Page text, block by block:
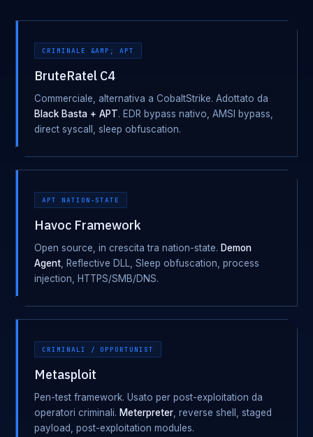
CRIMINALE &AMP; APT
BruteRatel C4
Commerciale, alternativa a CobaltStrike. Adottato da
Black Basta + APT. EDR bypass nativo, AMSI bypass,
direct syscall, sleep obfuscation.
APT NATION-STATE
Havoc Framework
Open source, in crescita tra nation-state. Demon
Agent , Reflective DLL, Sleep obfuscation, process
injection, HTTPS/SMB/DNS.
CRIMINALI / OPPORTUNIST
Metasploit
Pen-test framework. Usato per post-exploitation da
operatori criminali. Meterpreter , reverse shell, staged
payload, post-exploitation modules.